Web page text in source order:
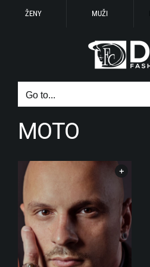
ŽENY MUŽI
Go to...
MOTO
+